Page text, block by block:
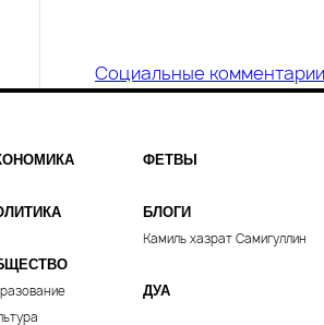
Социальные комментарии
ФЕТВЫ
БЛОГИ
Камиль хазрат Самигуллин
ДУА